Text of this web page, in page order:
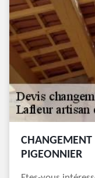
CHANGEMENT
PIGEONNIER